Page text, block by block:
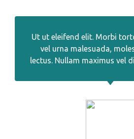
Ut ut eleifend elit. Morbi
vel urna malesuada,
lectus. Nullam maximus vel